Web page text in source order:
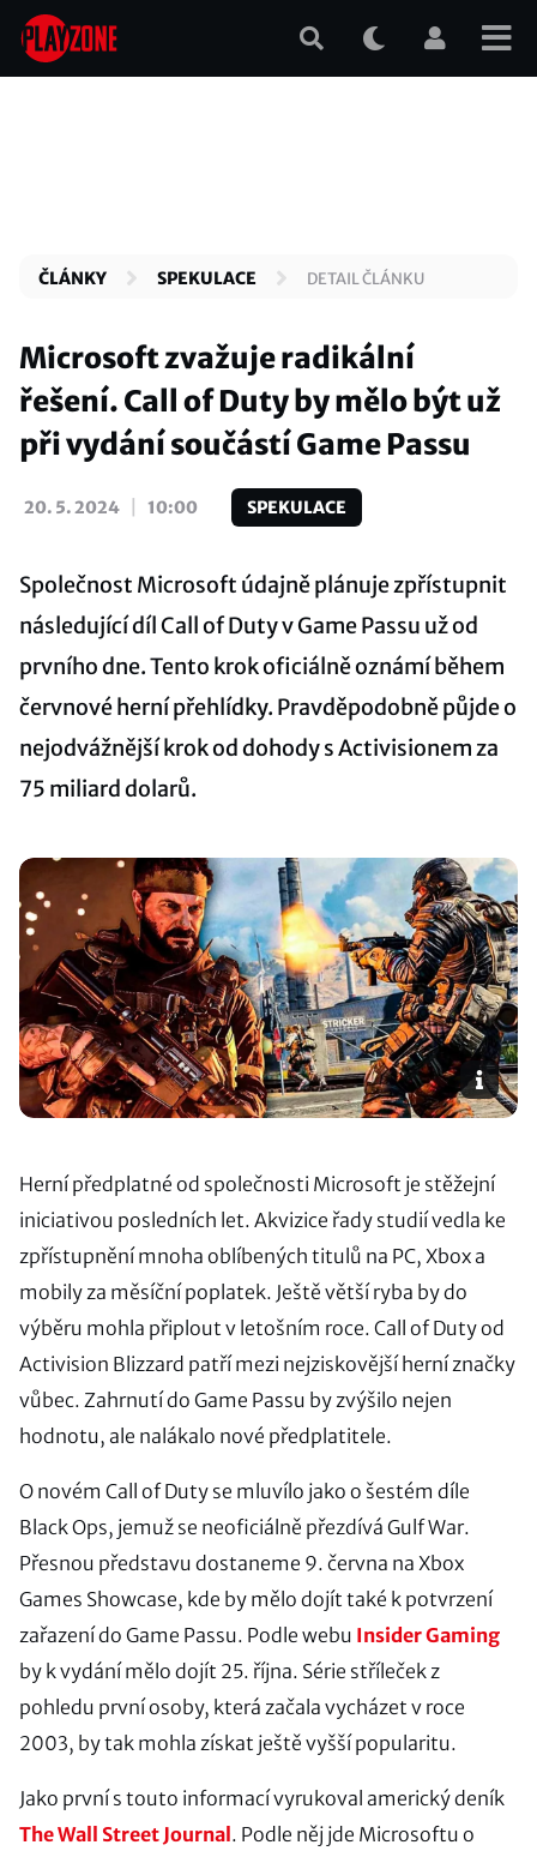
Přejít
hlavnímu
ČLÁNKY SPEKULACE DETAIL ČLÁNKU
Microsoft zvažuje radikální
řešení. Call of Duty by mělo být už
při vydání součástí Game Passu
20. 5. 2024 10:00 SPEKULACE
Společnost Microsoft údajně plánuje zpřístupnit
následující díl Call of Duty v Game Passu už od
prvního dne. Tento krok oficiálně oznámí během
červnové herní přehlídky. Pravděpodobně půjde o
nejodvážnější krok od dohody s Activisionem za
75 miliard dolarů.
Herní předplatné od společnosti Microsoft je stěžejní
iniciativou posledních let. Akvizice řady studií vedla ke
zpřístupnění mnoha oblíbených titulů na PC, Xbox a
mobily za měsíční poplatek. Ještě větší ryba by do
výběru mohla připlout v letošním roce. Call of Duty od
Activision Blizzard patří mezi nejziskovější herní značky
vůbec. Zahrnutí do Game Passu by zvýšilo nejen
hodnotu, ale nalákalo nové předplatitele.
O novém Call of Duty se mluvílo jako o šestém díle
Black Ops, jemuž se neoficiálně přezdívá Gulf War.
Přesnou představu dostaneme 9. června na Xbox
Games Showcase, kde by mělo dojít také k potvrzení
zařazení do Game Passu. Podle webu Insider Gaming
by k vydání mělo dojít 25. října. Série stříleček z
pohledu první osoby, která začala vycházet v roce
2003, by tak mohla získat ještě vyšší popularitu.
Jako první s touto informací vyrukoval americký deník
The Wall Street Journal . Podle něj jde Microsoftu o